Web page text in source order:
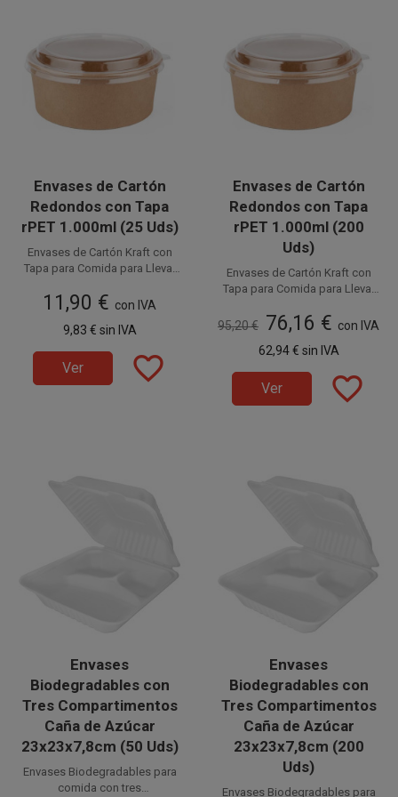
Envases de Cartón
Redondos con Tapa
rPET 1.000ml (25 Uds)
Envases de Cartón Kraft con
Tapa para Comida para Llevar
cartón kraft las tarrinas y rPET
transparente las tapas, son
100% reciclables. La mejor
envases desechables
ecológicos, respetando
paquetes de 25 unidades.
11,90 € con IVA
9,83 € sin IVA
Ver favorite_border
Envases de Cartón
Redondos con Tapa
rPET 1.000ml (200
Uds)
Envases de Cartón Kraft con
Tapa para Comida para Llevar
cartón kraft las tarrinas y rPET
transparente las tapas, son
100% reciclables. La mejor
envases desechables
ecológicos, respetando
de 200 unidades, distribuidas
en 8 paquetes de 25 unidades.
95,20 € 76,16 € con IVA
62,94 € sin IVA
Ver favorite_border
Envases
Biodegradables con
Tres Compartimentos
Caña de Azúcar
23x23x7,8cm (50 Uds)
Envases Biodegradables para
comida con tres
Envases
Biodegradables con
Tres Compartimentos
Caña de Azúcar
23x23x7,8cm (200
Uds)
Envases Biodegradables para